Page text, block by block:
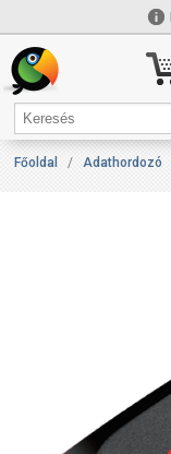
Főoldal / Adathordozó